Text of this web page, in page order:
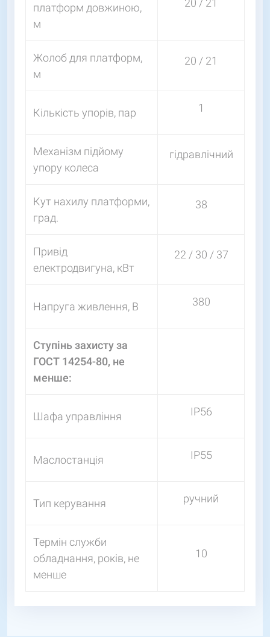
платформ довжиною,
м
20 / 21
Жолоб для платформ,
м
20 / 21
Кількість упорів, пар 1
Механізм підйому
упору колеса
гідравлічний
Кут нахилу платформи,
град.
38
Привід
електродвигуна, кВт
22 / 30 / 37
Напруга живлення, В 380
Ступінь захисту за
ГОСТ 14254-80, не
менше:
Шафа управління IP56
Маслостанція IP55
Тип керування ручний
Термін служби
обладнання, років, не
менше
10